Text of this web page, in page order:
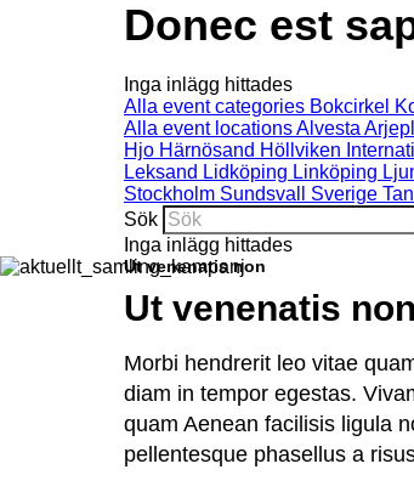
Donec est
Inga inlägg hittades
Alla event categories Bokcirkel
Alla event locationsAlvesta
Hjo Härnösand Höllviken
Leksand Lidköping Linköping
Stockholm Sundsvall Sverige
Sök
Inga inlägg hittades
Ut venenatis non
Ut venenatis
Morbi hendrerit leo vitae
diam in tempor egestas.
quam Aenean facilisis ligula
pellentesque phasellus a